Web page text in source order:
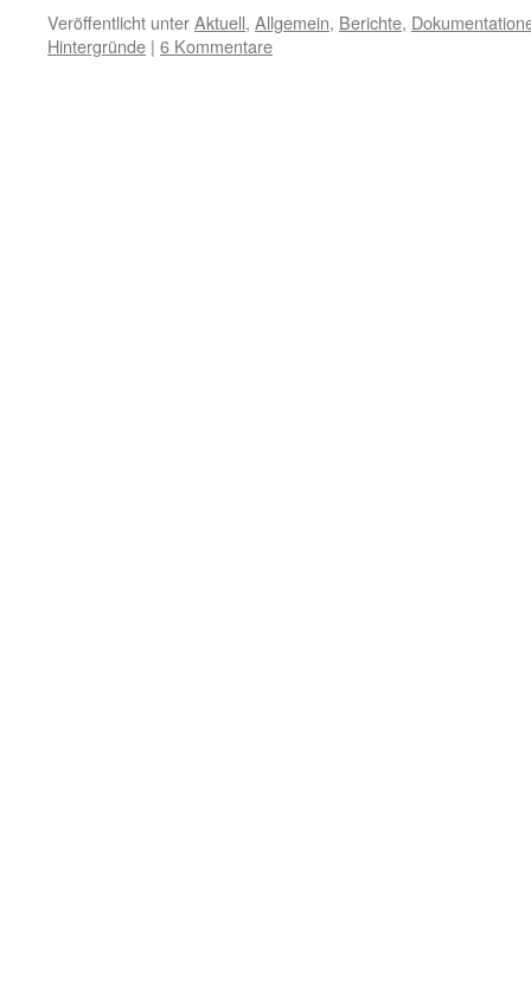
Veröffentlicht unterAktuell, Allgemein, Berichte,
Hintergründe | 6 Kommentare